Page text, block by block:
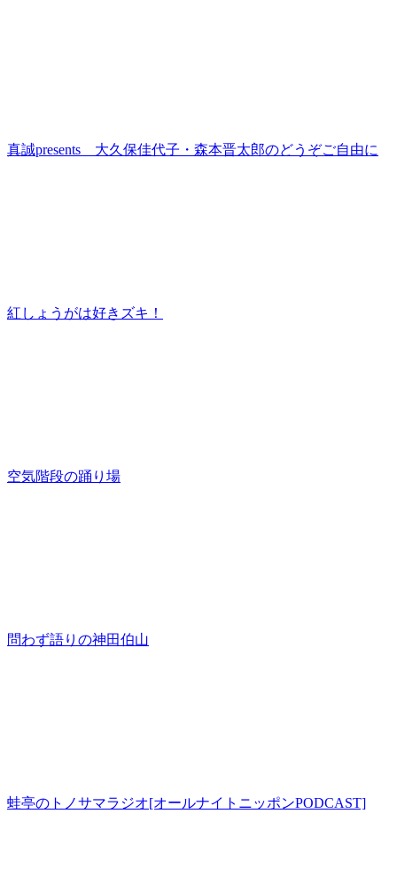
真誠presents 大久保佳代子・森本晋太郎のどうぞご自由に
紅しょうがは好きズキ！
空気階段の踊り場
問わず語りの神田伯山
蛙亭のトノサマラジオ[オールナイトニッポンPODCAST]